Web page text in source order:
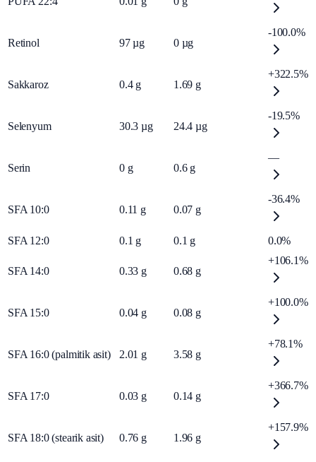
Retinol 97 µg 0 µg
-100.0%
Sakkaroz 0.4 g 1.69 g
+322.5%
Selenyum 30.3 µg 24.4 µg
-19.5%
Serin 0 g 0.6 g
—
SFA 10:0 0.11 g 0.07 g
-36.4%
SFA 12:0 0.1 g 0.1 g 0.0%
SFA 14:0 0.33 g 0.68 g
+106.1%
SFA 15:0 0.04 g 0.08 g
+100.0%
SFA 16:0 (palmitik asit) 2.01 g 3.58 g
+78.1%
SFA 17:0 0.03 g 0.14 g
+366.7%
SFA 18:0 (stearik asit) 0.76 g 1.96 g
+157.9%